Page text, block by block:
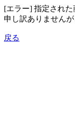
[エラー] 指定され
申し訳ありません
戻る